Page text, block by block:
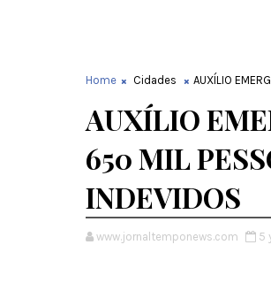
Home Cidades AUXÍLIO
AUXÍLIO
650 MIL
INDEVIDOS
www.jornaltemponews.com 5